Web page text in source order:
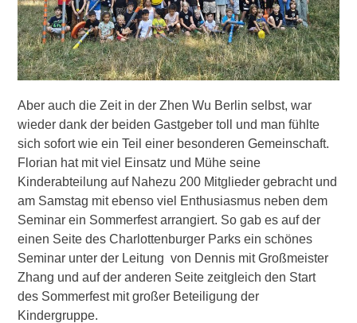
Aber auch die Zeit in der Zhen Wu Berlin selbst, war
wieder dank der beiden Gastgeber toll und man fühlte
sich sofort wie ein Teil einer besonderen Gemeinschaft.
Florian hat mit viel Einsatz und Mühe seine
Kinderabteilung auf Nahezu 200 Mitglieder gebracht und
am Samstag mit ebenso viel Enthusiasmus neben dem
Seminar ein Sommerfest arrangiert. So gab es auf der
einen Seite des Charlottenburger Parks ein schönes
Seminar unter der Leitung von Dennis mit Großmeister
Zhang und auf der anderen Seite zeitgleich den Start
des Sommerfest mit großer Beteiligung der
Kindergruppe.